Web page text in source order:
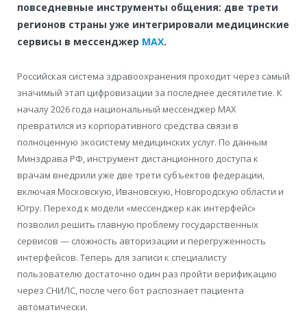
повседневные инструменты общения: две трети
регионов страны уже интегрировали медицинские
сервисы в мессенджер MAX.
Российская система здравоохранения проходит через самый
значимый этап цифровизации за последнее десятилетие. К
началу 2026 года национальный мессенджер MAX
превратился из корпоративного средства связи в
полноценную экосистему медицинских услуг. По данным
Минздрава РФ, инструмент дистанционного доступа к
врачам внедрили уже две трети субъектов федерации,
включая Московскую, Ивановскую, Новгородскую области и
Югру. Переход к модели «мессенджер как интерфейс»
позволил решить главную проблему государственных
сервисов — сложность авторизации и перегруженность
интерфейсов. Теперь для записи к специалисту
пользователю достаточно один раз пройти верификацию
через СНИЛС, после чего бот распознает пациента
автоматически.